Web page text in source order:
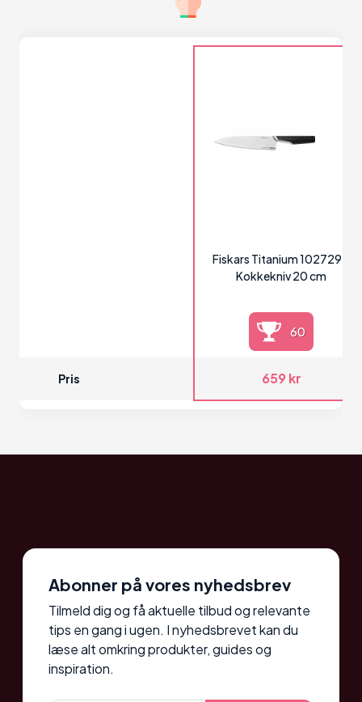
Fiskars Titanium 1027294
Kokkekniv 20 cm
60
Pris 659 kr
Abonner på vores nyhedsbrev
Tilmeld dig og få aktuelle tilbud og relevante
tips en gang i ugen. I nyhedsbrevet kan du
læse alt omkring produkter, guides og
inspiration.